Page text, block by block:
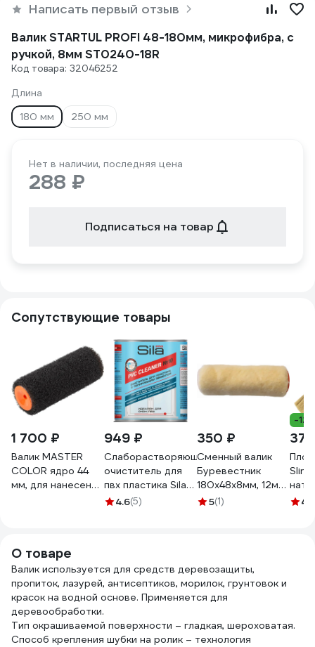
Написать первый отзыв
Валик STARTUL PROFI 48-180мм, микрофибра, с
ручкой, 8мм ST0240-18R
Код товара: 32046252
Длина
180 мм
250 мм
Нет в наличии, последняя цена
288 ₽
Подписаться на товар
Сопутствующие товары
1 700 ₽
Валик MASTER
COLOR ядро 44
мм, для нанесения
30-0735
949 ₽
Слаборастворяющий
очиститель для
пвх пластика Sila
pro pvc cleaner
4.6(5)
350 ₽
Сменный валик
Буревестник
180х48х8мм, 12мм,
искусственный
5(1)
-12%
37
4.3
О товаре
Валик используется для средств деревозащиты,
пропиток, лазурей, антисептиков, морилок, грунтовок и
красок на водной основе. Применяется для
деревообработки.
Тип окрашиваемой поверхности – гладкая, шероховатая.
Способ крепления шубки на ролик – технология